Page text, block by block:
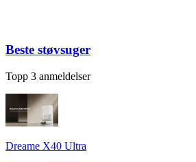
Beste støvsuger
Topp 3 anmeldelser
Dreame X40 Ultra